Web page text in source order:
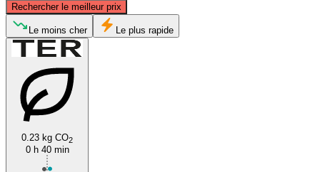
Rechercher le meilleur prix
Le moins cher Le plus rapide
0.23 kg CO2
0 h 40 min